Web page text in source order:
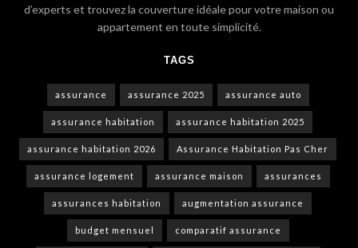
d’experts et trouvez la couverture idéale pour votre maison ou
appartement en toute simplicité.
TAGS
assurance assurance 2025 assurance auto
assurance habitation assurance habitation 2025
assurance habitation 2026 Assurance Habitation Pas Cher
assurance logement assurance maison assurances
assurances habitation augmentation assurance
budget mensuel comparatif assurance